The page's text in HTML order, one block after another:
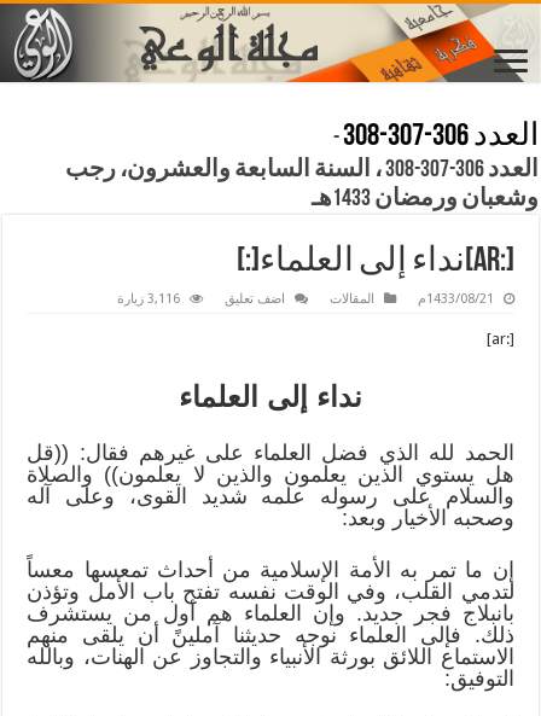
العدد 306-307-308
-
العدد 306-307-308 ، السنة السابعة والعشرون، رجب
وشعبان ورمضان 1433هـ
[:ar]نداء إلى العلماء[:]
1433/08/21م المقالات اضف تعليق 3,116 زيارة
[:ar]
نداء إلى العلماء
الحمد لله الذي فضل العلماء على غيرهم فقال: ((قل
هل يستوي الذين يعلمون والذين لا يعلمون)) والصلاة
والسلام على رسوله علمه شديد القوى، وعلى آله
وصحبه الأخيار وبعد:
إن ما تمر به الأمة الإسلامية من أحداث تمعسها معساً
لتدمي القلب، وفي الوقت نفسه تفتح باب الأمل وتؤذن
بانبلاج فجر جديد. وإن العلماء هم أول من يستشرف
ذلك. فإلى العلماء نوجه حديثنا آملينً أن يلقى منهم
الاستماع اللائق بورثة الأنبياء والتجاوز عن الهنات، وبالله
التوفيق: